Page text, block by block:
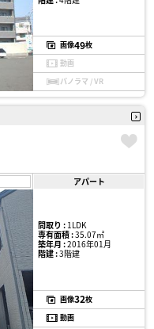
画像49枚
動画
パノラマ / VR
アパート
間取り :1LDK
専有面積 :35.07㎡
築年月 :2016年01月
階建 :3階建
画像32枚
動画